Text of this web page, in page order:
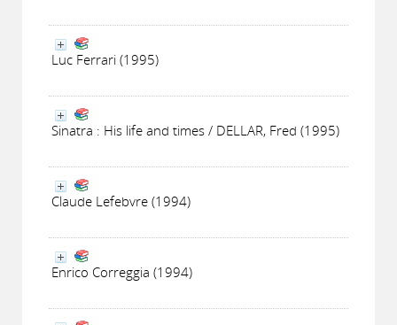
Luc Ferrari (1995)
Sinatra : His life and times / DELLAR, Fred (1995)
Claude Lefebvre (1994)
Enrico Correggia (1994)